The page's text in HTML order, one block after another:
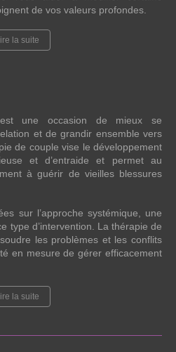
de vos valeurs profondes.
la suite
une occasion de mieux se
et de grandir ensemble vers
de couple vise le développement
et d’entraide et permet au
à guérir de vieilles blessures
sur l’approche systémique, une
type d’intervention. La thérapie de
les problèmes et les conflits
en mesure de gérer efficacement
la suite